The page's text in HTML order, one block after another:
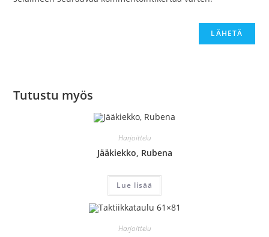
Tutustu myös
Harjoittelu
Jääkiekko, Rubena
Lue lisää
Harjoittelu